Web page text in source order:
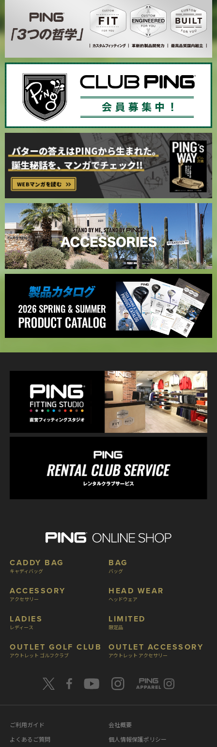
CADDY BAG
キャディバッグ
ACCESSORY
アクセサリー
LADIES
レディース
OUTLET GOLF CLUB
アウトレット ゴルフクラブ
BAG
バッグ
HEAD WEAR
ヘッドウェア
LIMITED
限定品
OUTLET ACCESSORY
アウトレット アクセサリー
ご利用ガイド
よくあるご質問
会社概要
個人情報保護ポリシー